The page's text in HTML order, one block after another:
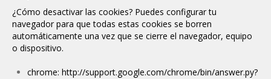
¿Cómo desactivar las cookies? Puedes configurar tu
navegador para que todas estas cookies se borren
automáticamente una vez que se cierre el navegador, equipo
o dispositivo.
chrome: http://support.google.com/chrome/bin/answer.py?